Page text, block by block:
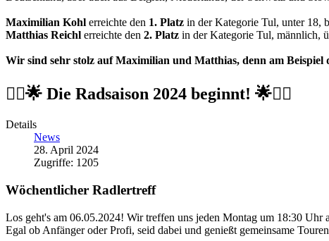
Maximilian Kohl erreichte den 1. Platz in der Kategorie Tul, unter 18,
Matthias Reichl erreichte den 2. Platz in der Kategorie Tul, männlich,
Wir sind sehr stolz auf Maximilian und Matthias, denn am
🚴‍♂️🌟 Die Radsaison 2024 beginnt! 🌟🚴‍♀️
Details
News
28. April 2024
Zugriffe: 1205
Wöchentlicher Radlertreff
Los geht's am 06.05.2024! Wir treffen uns jeden Montag um 18:30 Uhr
Egal ob Anfänger oder Profi, seid dabei und genießt gemeinsame